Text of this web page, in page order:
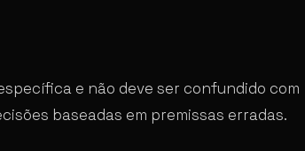
e não deve ser confundido com
baseadas em premissas erradas.